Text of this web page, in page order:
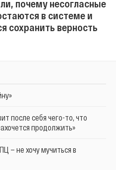
почему несогласные
в системе и
сохранить верность
после себя чего-то, что
продолжить»
— не хочу мучиться в